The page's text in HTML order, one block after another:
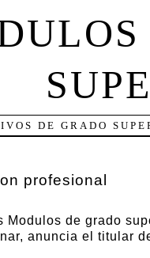
DE GRADO
profesional
Modulos de grado
anuncia el titular